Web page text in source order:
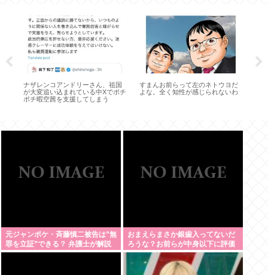
ナザレンコアンドリーさん、祖国
が大変追い込まれている中Xでポチ
ポチ暇空茜を支援してしまう
すまんお前らって左のネトウヨだ
よな。全く知性が感じられないわ
元ジャンポケ・斉藤慎二被告は”無
罪を立証”できる？ 弁護士が解説
おまえらまさか銀歯入ってないだ
ろうな？お前らが中身以下に評価
される原因は口開けた時に見える
銀歯